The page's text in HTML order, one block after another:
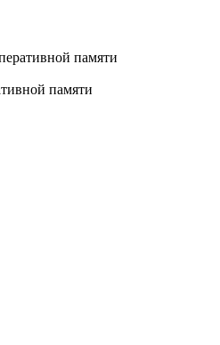
памяти
памяти